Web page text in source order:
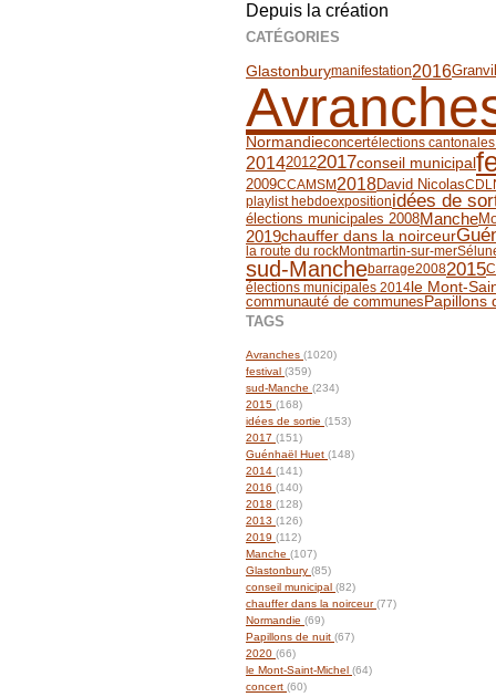
Depuis la création
CATÉGORIES
Glastonburymanifestation2016
Normandieconcertélections
201420122017conseil municipal
2009CCAMSM2018David Nicolas
playlist hebdoexpositionidées de
élections municipales 2008Manche
2019chauffer dans la noirceur
la route du rockMontmartin-sur-mer
sud-Manchebarrage20082015
élections municipales 2014 le Mont-
communauté de communes Papillons
TAGS
Avranches (1020)
festival (359)
sud-Manche (234)
2015 (168)
idées de sortie (153)
2017 (151)
Guénhaël Huet (148)
2014 (141)
2016 (140)
2018 (128)
2013 (126)
2019 (112)
Manche (107)
Glastonbury (85)
conseil municipal (82)
chauffer dans la noirceur(77)
Normandie (69)
Papillons de nuit (67)
2020 (66)
le Mont-Saint-Michel (64)
concert (60)